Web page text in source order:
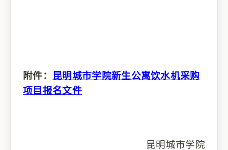
附件： 昆明城市学院新生公寓饮水机采购
项目报名文件
昆明城市学院